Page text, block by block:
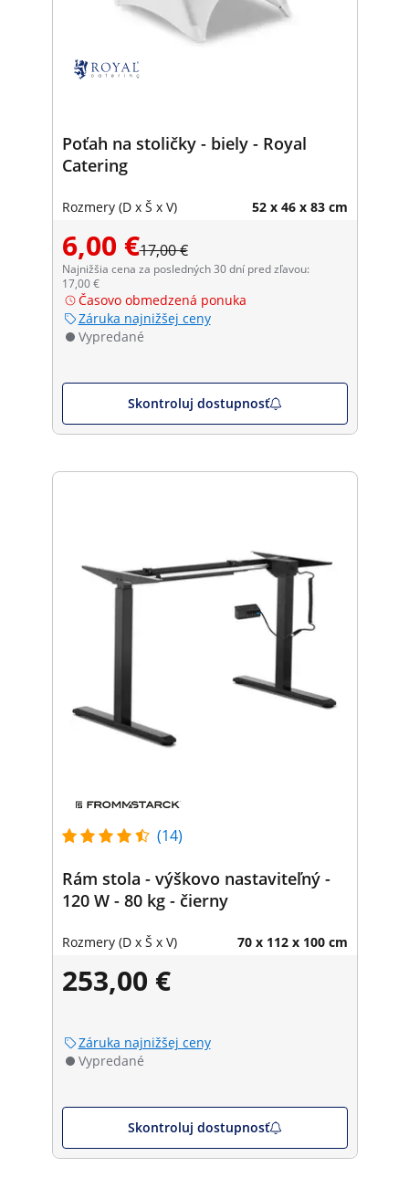
Poťah na stoličky - biely - Royal
Catering
Rozmery (D x Š x V) 52 x 46 x 83 cm
6,00 €17,00 €
Najnižšia cena za posledných 30 dní pred zľavou:
17,00 €
Časovo obmedzená ponuka
Záruka najnižšej ceny
Vypredané
Skontroluj dostupnosť
(14)
Rám stola - výškovo nastaviteľný -
120 W - 80 kg - čierny
Rozmery (D x Š x V) 70 x 112 x 100 cm
253,00 €
Záruka najnižšej ceny
Vypredané
Skontroluj dostupnosť